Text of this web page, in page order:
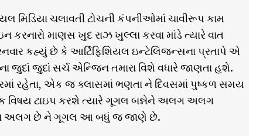
મિડિયા ચલાવતી ટોચની કંપનીઓમાં ચાવીરૂપ કામ
કરનારો માણસ ખુદ રાઝ ખુલ્લા કરવા માંડે ત્યારે વાત
કહ્યું છે કે આર્ટિફિશિયલ ઇન્ટેલિજન્સના પ્રતાપે એ
જુદાં જુદાં સર્ચ એન્જિન તમારા વિશે વધારે જાણતા હશે.
રહેતા, એક જ ક્લાસમાં ભણતા ને દિવસમાં પુષ્કળ સમય
વિષય ટાઇપ કરશે ત્યારે ગૂગલ બન્નેને અલગ અલગ
અલગ છે ને ગૂગલ આ બધું જ જાણે છે.